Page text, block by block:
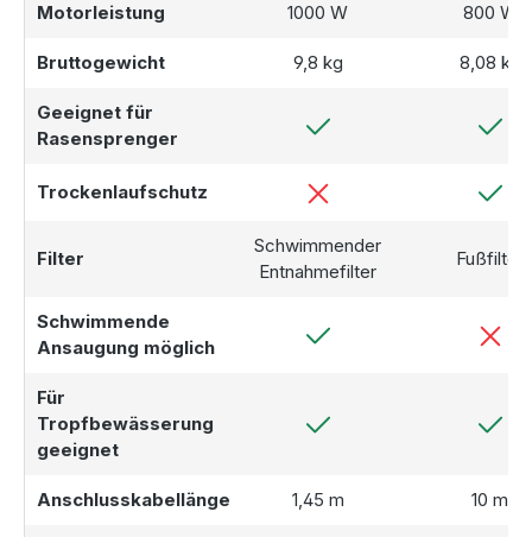
Motorleistung 1000 W 800 W
Bruttogewicht 9,8 kg 8,08 kg
Geeignet für
Rasensprenger
Trockenlaufschutz
Filter
Schwimmender
Entnahmefilter
Fußfilter
Schwimmende
Ansaugung möglich
Für
Tropfbewässerung
geeignet
Anschlusskabellänge 1,45 m 10 m